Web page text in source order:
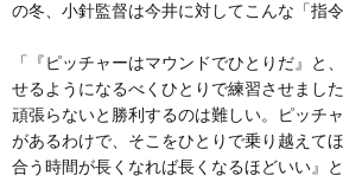
の冬、小針監督は今井に対してこんな「指
「『ピッチャーはマウンドでひとりだ』と
せるようになるべくひとりで練習させまし
頑張らないと勝利するのは難しい。ピッチ
があるわけで、そこをひとりで乗り越えて
合う時間が長くなれば長くなるほどいい』